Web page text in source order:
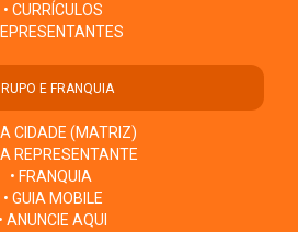
• CURRÍCULOS
E FRANQUIA
CIDADE (MATRIZ)
REPRESENTANTE
• FRANQUIA
• GUIA MOBILE
• ANUNCIE AQUI